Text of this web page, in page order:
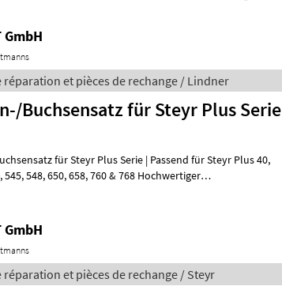
GmbH
réparation et pièces de rechange / Lindner
Buchsensatz für Steyr Plus Serie
für Steyr Plus Serie | Passend für Steyr Plus 40,
GmbH
réparation et pièces de rechange / Steyr